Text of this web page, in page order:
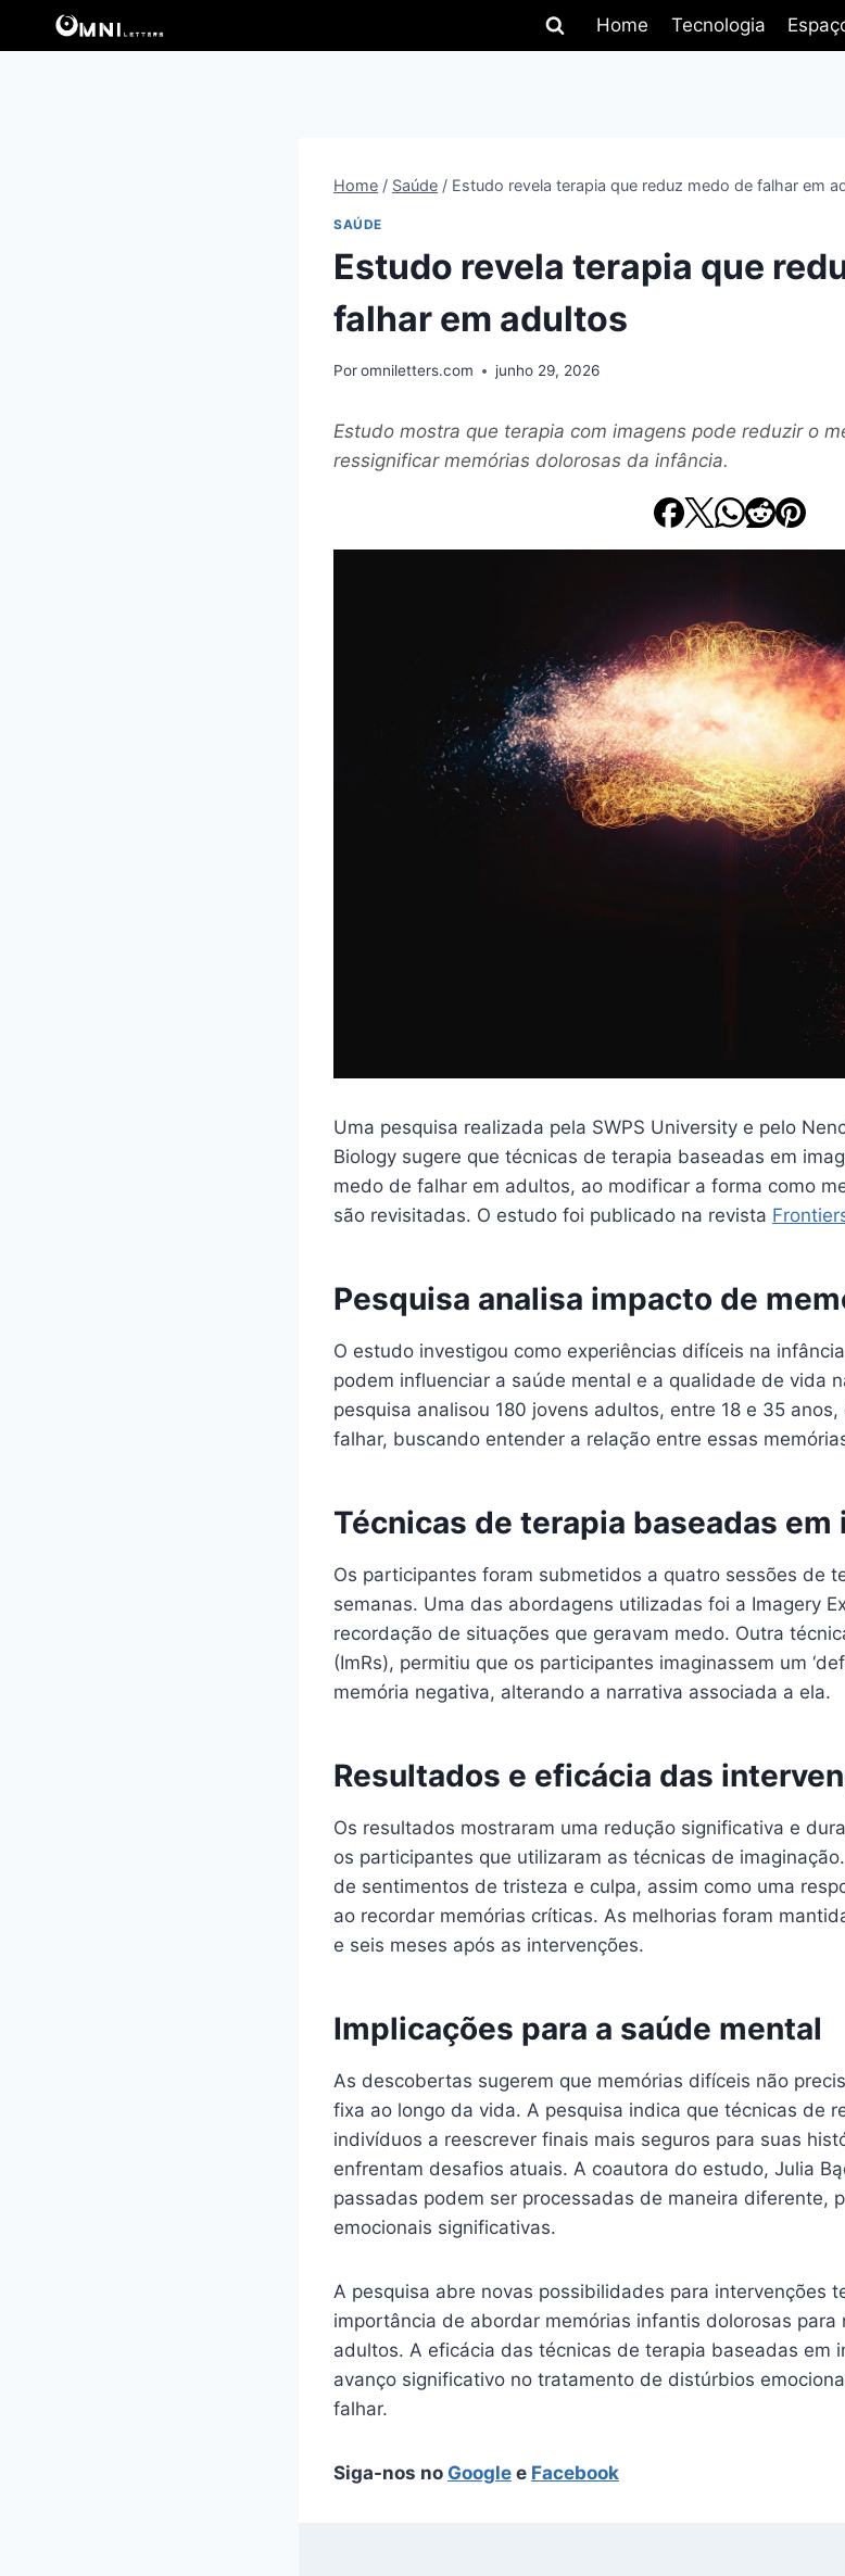
Home Tecnologia
Home / Saúde / Estudo revela terapia que reduz medo de falhar em
SAÚDE
Estudo revela terapia que
falhar em adultos
Poromniletters.com junho 29, 2026
Estudo mostra que terapia com imagens pode reduzir o
ressignificar memórias dolorosas da infância.
Uma pesquisa realizada pela SWPS University e pelo
Biology sugere que técnicas de terapia baseadas em
medo de falhar em adultos, ao modificar a forma como
são revisitadas. O estudo foi publicado na revista
Pesquisa analisa impacto de
O estudo investigou como experiências difíceis na
podem influenciar a saúde mental e a qualidade de vida
pesquisa analisou 180 jovens adultos, entre 18 e 35
falhar, buscando entender a relação entre essas
Técnicas de terapia baseadas em
Os participantes foram submetidos a quatro sessões de
semanas. Uma das abordagens utilizadas foi a Imagery
recordação de situações que geravam medo. Outra
(ImRs), permitiu que os participantes imaginassem um
memória negativa, alterando a narrativa associada a ela.
Resultados e eficácia das
Os resultados mostraram uma redução significativa e
os participantes que utilizaram as técnicas de
de sentimentos de tristeza e culpa, assim como uma
ao recordar memórias críticas. As melhorias foram
e seis meses após as intervenções.
Implicações para a saúde mental
As descobertas sugerem que memórias difíceis não
fixa ao longo da vida. A pesquisa indica que técnicas de
indivíduos a reescrever finais mais seguros para suas
enfrentam desafios atuais. A coautora do estudo, Julia
passadas podem ser processadas de maneira diferente,
emocionais significativas.
A pesquisa abre novas possibilidades para intervenções
importância de abordar memórias infantis dolorosas para
adultos. A eficácia das técnicas de terapia baseadas em
avanço significativo no tratamento de distúrbios
falhar.
Siga-nos no Google e Facebook